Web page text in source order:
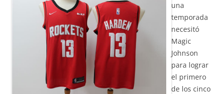
una
temporada
necesitó
Magic
Johnson
para lograr
el primero
de los cinco